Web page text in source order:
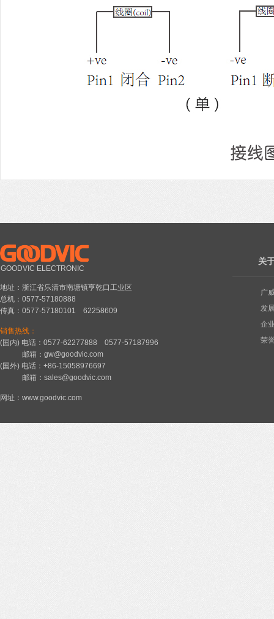
GOODVIC ELECTRONIC
地址：浙江省乐清市南塘镇亨乾口工业区
总机：0577-57180888
传真：0577-57180101 62258609
销售热线：
(国内) 电话：0577-62277888 0577-57187996
邮箱：gw@goodvic.com
(国外) 电话：+86-15058976697
邮箱：sales@goodvic.com
网址：www.goodvic.com
关
广
发
企
荣